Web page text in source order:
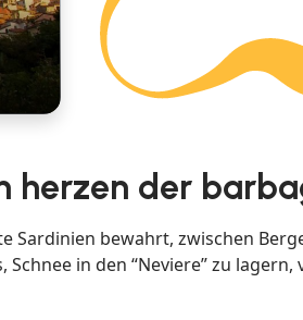
herzen der
Sardinien bewahrt, zwischen
in den “Neviere” zu